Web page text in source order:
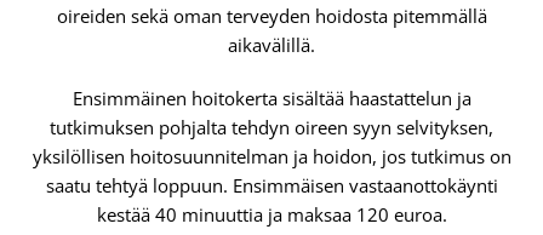
oireiden sekä oman terveyden hoidosta pitemmällä
aikavälillä.
Ensimmäinen hoitokerta sisältää haastattelun ja
tutkimuksen pohjalta tehdyn oireen syyn selvityksen,
yksilöllisen hoitosuunnitelman ja hoidon, jos tutkimus on
saatu tehtyä loppuun. Ensimmäisen vastaanottokäynti
kestää 40 minuuttia ja maksaa 120 euroa.